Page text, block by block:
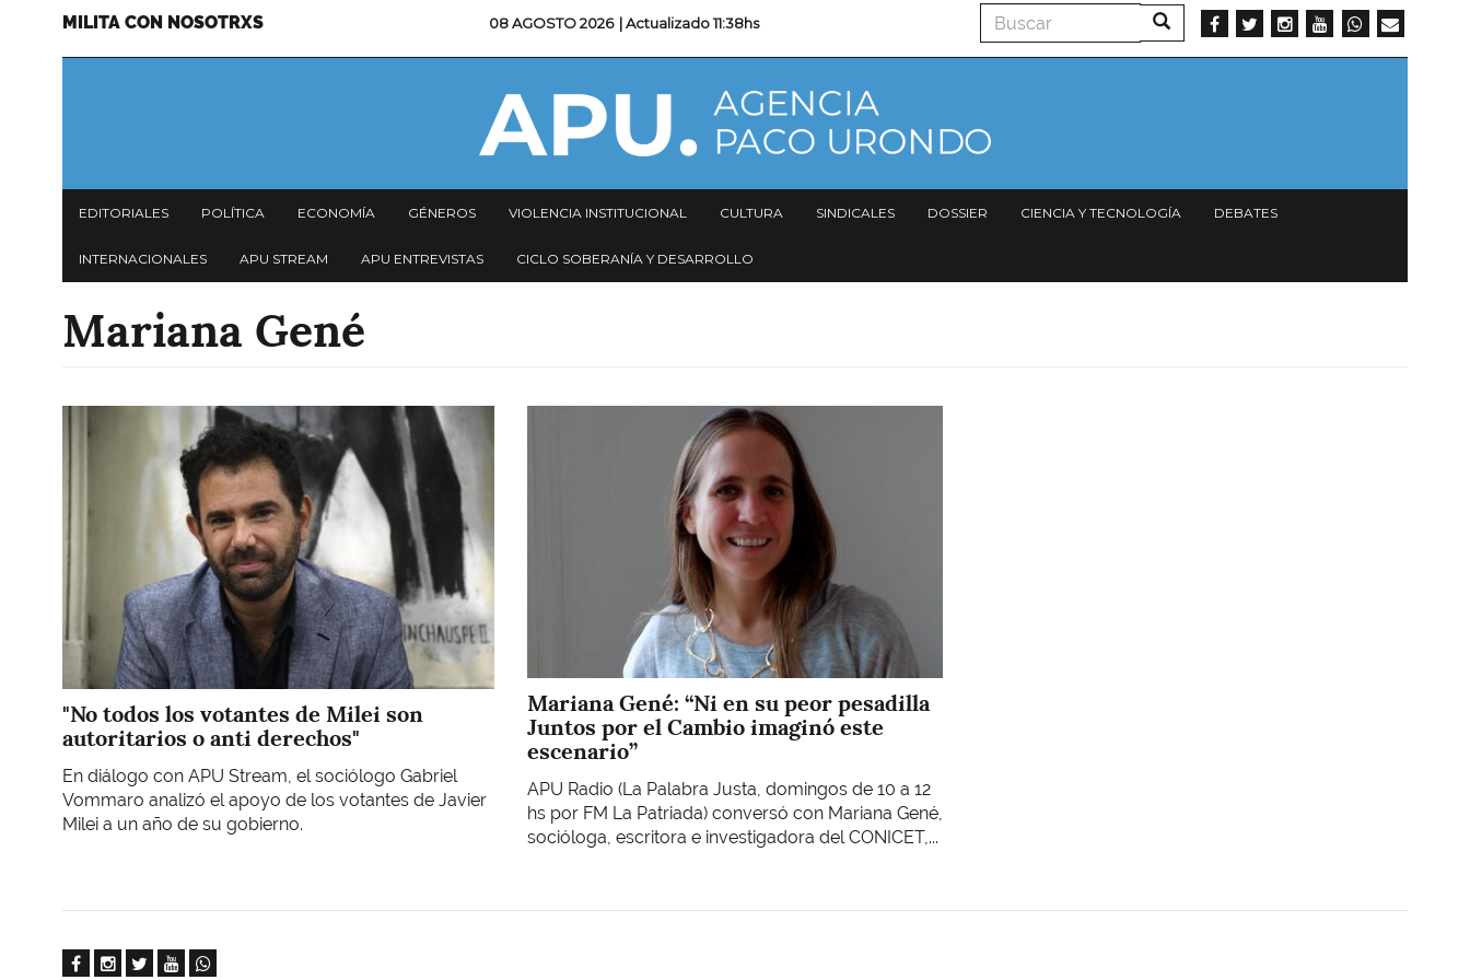
Menu
MILITA CON NOSOTRXS 08 AGOSTO 2026 | Actualizado11:38hs Buscar Buscar
Navegación
principal
EDITORIALES POLÍTICA ECONOMÍA GÉNEROS VIOLENCIA INSTITUCIONAL CULTURA SINDICALES DOSSIER CIENCIA Y TECNOLOGÍA DEBATES
INTERNACIONALES APU STREAM APU ENTREVISTAS CICLO SOBERANÍA Y DESARROLLO
Mariana Gené
"No todos los votantes de Milei son
autoritarios o anti derechos"
En diálogo con APU Stream, el sociólogo Gabriel
Vommaro analizó el apoyo de los votantes de Javier
Milei a un año de su gobierno.
Mariana Gené: “Ni en su peor pesadilla
Juntos por el Cambio imaginó este
escenario”
APU Radio (La Palabra Justa, domingos de 10 a 12
hs por FM La Patriada) conversó con Mariana Gené,
socióloga, escritora e investigadora del CONICET,...